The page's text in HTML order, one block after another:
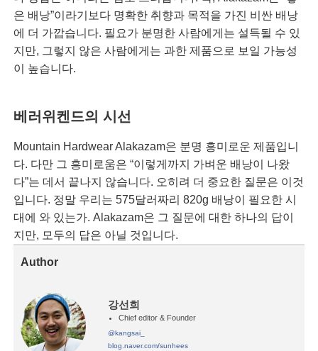
은 배낭”이라기보다 명확한 취향과 목적을 가진 비싼 배낭
에 더 가깝습니다. 필요가 분명한 사람에게는 설득될 수 있
지만, 그렇지 않은 사람에게는 과한 제품으로 보일 가능성
이 높습니다.
베러위켄드의 시선
Mountain Hardwear Alakazam은 분명 흥미로운 제품입니
다. 다만 그 흥미로움은 “이렇게까지 가벼운 배낭이 나왔
다”는 데서 끝나지 않습니다. 오히려 더 중요한 질문은 이것
입니다. 정말 우리는 575달러짜리 820g 배낭이 필요한 시
대에 와 있는가. Alakazam은 그 질문에 대한 하나의 답이
지만, 모두의 답은 아닐 것입니다.
Author
강선희
Chief editor & Founder
@kangsai_
blog.naver.com/sunhees